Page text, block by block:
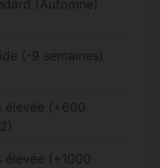
(Automne)
(-9 semaines)
élevée (+600
élevée (+1000